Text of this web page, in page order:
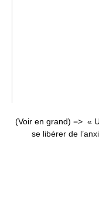
(Voir en grand) => «
se libérer de